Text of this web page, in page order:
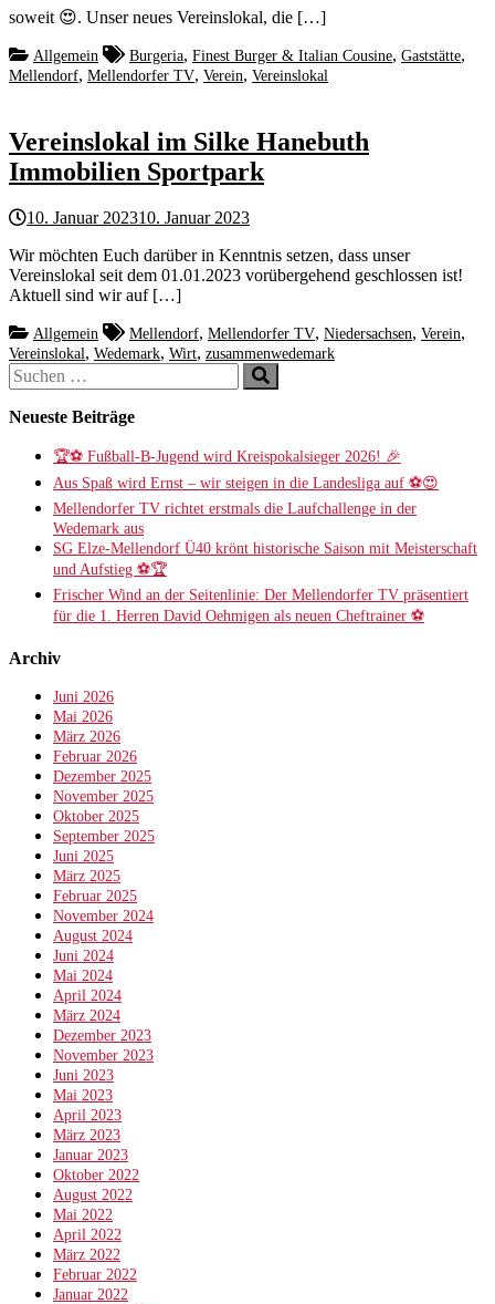
soweit 😍. Unser neues Vereinslokal, die […]
Allgemein Burgeria, Finest Burger & Italian Cousine, Gaststätte,
Mellendorf, Mellendorfer TV, Verein, Vereinslokal
Vereinslokal im Silke Hanebuth
Immobilien Sportpark
10. Januar 202310. Januar 2023
Wir möchten Euch darüber in Kenntnis setzen, dass unser
Vereinslokal seit dem 01.01.2023 vorübergehend geschlossen ist!
Aktuell sind wir auf […]
Allgemein Mellendorf, Mellendorfer TV, Niedersachsen, Verein,
Vereinslokal, Wedemark, Wirt, zusammenwedemark
Suchen
nach:
Suchen
Neueste Beiträge
🏆⚽ Fußball-B-Jugend wird Kreispokalsieger 2026! 🎉
Aus Spaß wird Ernst – wir steigen in die Landesliga auf ⚽😍
Mellendorfer TV richtet erstmals die Laufchallenge in der
Wedemark aus
SG Elze-Mellendorf Ü40 krönt historische Saison mit Meisterschaft
und Aufstieg ⚽️🏆
Frischer Wind an der Seitenlinie: Der Mellendorfer TV präsentiert
für die 1. Herren David Oehmigen als neuen Cheftrainer ⚽️
Archiv
Juni 2026
Mai 2026
März 2026
Februar 2026
Dezember 2025
November 2025
Oktober 2025
September 2025
Juni 2025
März 2025
Februar 2025
November 2024
August 2024
Juni 2024
Mai 2024
April 2024
März 2024
Dezember 2023
November 2023
Juni 2023
Mai 2023
April 2023
März 2023
Januar 2023
Oktober 2022
August 2022
Mai 2022
April 2022
März 2022
Februar 2022
Januar 2022